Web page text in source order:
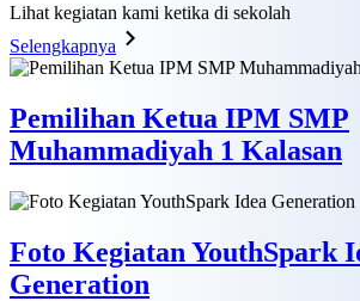
Lihat kegiatan kami ketika di sekolah
Selengkapnya
Pemilihan Ketua IPM SMP
Muhammadiyah 1 Kalasan
Foto Kegiatan YouthSpark
Generation